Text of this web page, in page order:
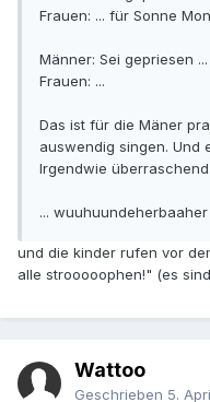
Frauen: ... für Sonne
Männer: Sei gepriesen ...
Frauen: ...
Das ist für die Mäner
auswendig singen. Und
Irgendwie überraschend.
... wuuhuundeherbaaher
und die kinder rufen vor
alle strooooophen!" (es
Wattoo
Geschrieben 5.